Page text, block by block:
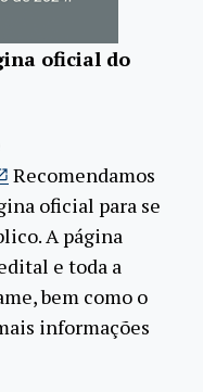
oficial do
Recomendamos
oficial para se
A página
e toda a
bem como o
informações